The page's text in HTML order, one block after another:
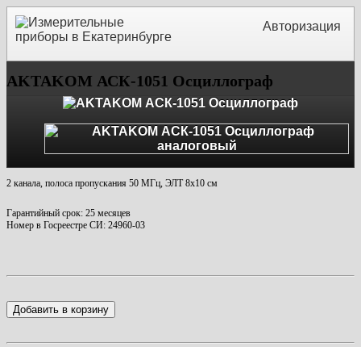
Авторизация
AKTAKOM АСК-1051 Осциллограф
2 канала, полоса пропускания 50 МГц, ЭЛТ 8х10 см
Гарантийный срок: 25 месяцев
Номер в Госреестре СИ: 24960-03
Добавить в корзину